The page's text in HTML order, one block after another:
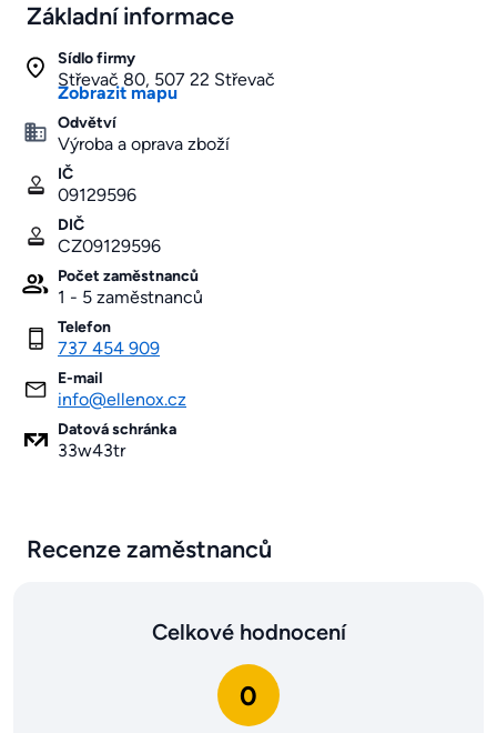
Základní informace
Sídlo firmy
Střevač 80, 507 22 Střevač
Zobrazit mapu
Odvětví
Výroba a oprava zboží
IČ
09129596
DIČ
CZ09129596
Počet zaměstnanců
1 - 5 zaměstnanců
Telefon
737 454 909
E-mail
info@ellenox.cz
Datová schránka
33w43tr
Recenze zaměstnanců
Celkové hodnocení
0